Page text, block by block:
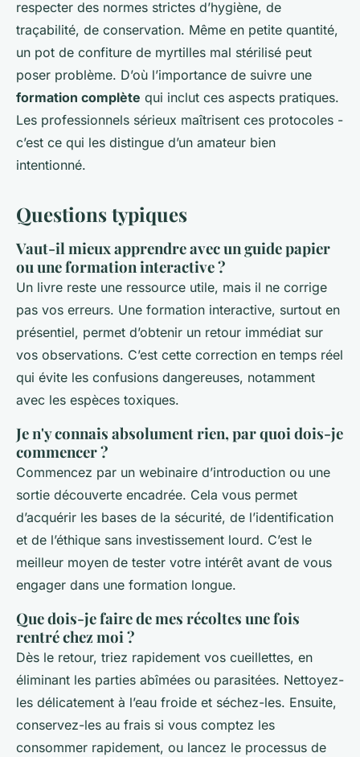
respecter des normes strictes d’hygiène, de
traçabilité, de conservation. Même en petite quantité,
un pot de confiture de myrtilles mal stérilisé peut
poser problème. D’où l’importance de suivre une
formation complète qui inclut ces aspects pratiques.
Les professionnels sérieux maîtrisent ces protocoles -
c’est ce qui les distingue d’un amateur bien
intentionné.
Questions typiques
Vaut-il mieux apprendre avec un guide papier
ou une formation interactive ?
Un livre reste une ressource utile, mais il ne corrige
pas vos erreurs. Une formation interactive, surtout en
présentiel, permet d’obtenir un retour immédiat sur
vos observations. C’est cette correction en temps réel
qui évite les confusions dangereuses, notamment
avec les espèces toxiques.
Je n'y connais absolument rien, par quoi dois-je
commencer ?
Commencez par un webinaire d’introduction ou une
sortie découverte encadrée. Cela vous permet
d’acquérir les bases de la sécurité, de l’identification
et de l’éthique sans investissement lourd. C’est le
meilleur moyen de tester votre intérêt avant de vous
engager dans une formation longue.
Que dois-je faire de mes récoltes une fois
rentré chez moi ?
Dès le retour, triez rapidement vos cueillettes, en
éliminant les parties abîmées ou parasitées. Nettoyez-
les délicatement à l’eau froide et séchez-les. Ensuite,
conservez-les au frais si vous comptez les
consommer rapidement, ou lancez le processus de